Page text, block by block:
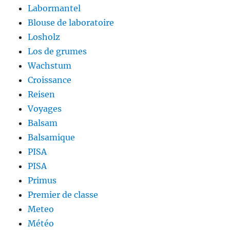
Labormantel
Blouse de laboratoire
Losholz
Los de grumes
Wachstum
Croissance
Reisen
Voyages
Balsam
Balsamique
PISA
PISA
Primus
Premier de classe
Meteo
Météo